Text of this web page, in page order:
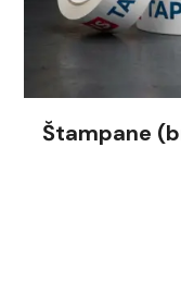
Štampane